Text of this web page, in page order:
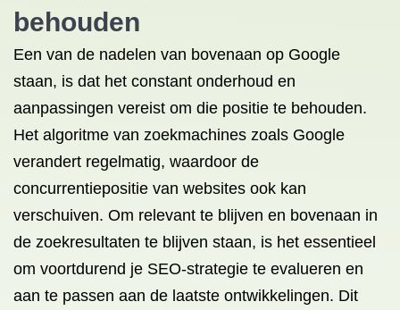
behouden
Een van de nadelen van bovenaan op Google
staan, is dat het constant onderhoud en
aanpassingen vereist om die positie te behouden.
Het algoritme van zoekmachines zoals Google
verandert regelmatig, waardoor de
concurrentiepositie van websites ook kan
verschuiven. Om relevant te blijven en bovenaan in
de zoekresultaten te blijven staan, is het essentieel
om voortdurend je SEO-strategie te evalueren en
aan te passen aan de laatste ontwikkelingen. Dit